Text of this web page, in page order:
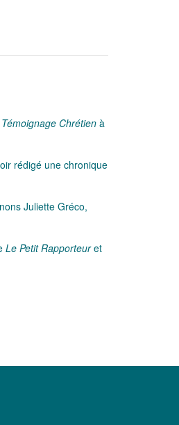
Témoignage Chrétien à
rédigé une chronique
Juliette Gréco,
Le Petit Rapporteuret